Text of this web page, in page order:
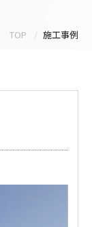
TOP 施工事例